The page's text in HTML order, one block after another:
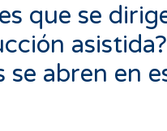
que se
se abren en